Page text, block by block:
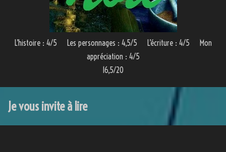
L’histoire : 4/5 Les personnages : 4,5/5 L’écriture : 4/5 Mon
appréciation : 4/5
16,5/20
Je vous invite à lire